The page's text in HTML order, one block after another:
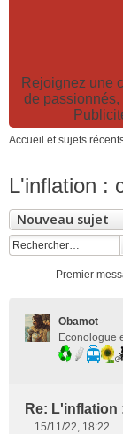
Rejoignez une
de
Accueil et sujets
L'inflation :
Nouveau sujet
Premier
Obamot
Econologue
Re: L'inflation
15/11/22, 18:22